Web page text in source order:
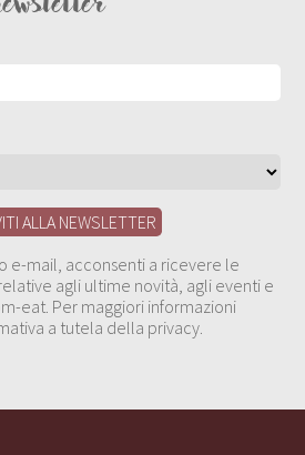
e-mail, acconsenti a ricevere le
agli ultime novità, agli eventi e
eat. Per maggiori informazioni
a tutela della privacy.